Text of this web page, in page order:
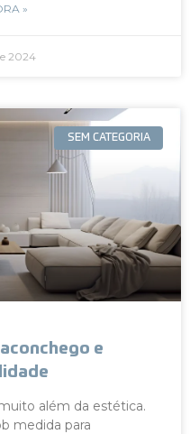
»
2024
SEM CATEGORIA
e
além da estética.
medida para